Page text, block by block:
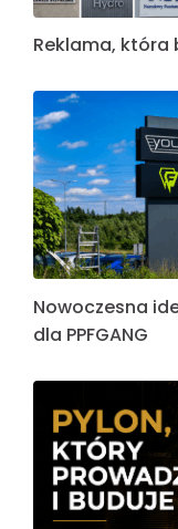
Reklama, która
Nowoczesna
dla PPFGANG